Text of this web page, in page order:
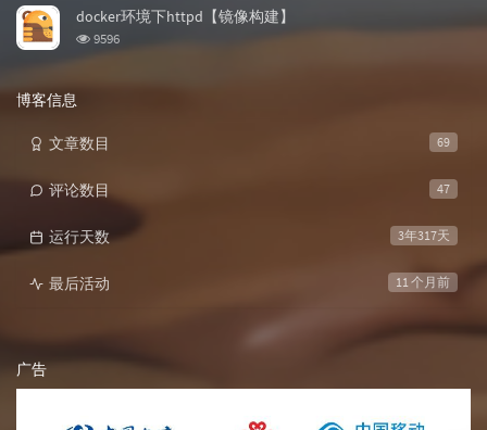
次
docker环境下httpd【镜像构建】
浏
览
9596
博客信息
69
文章数目
47
评论数目
3年317天
运行天数
11 个月前
最后活动
广告